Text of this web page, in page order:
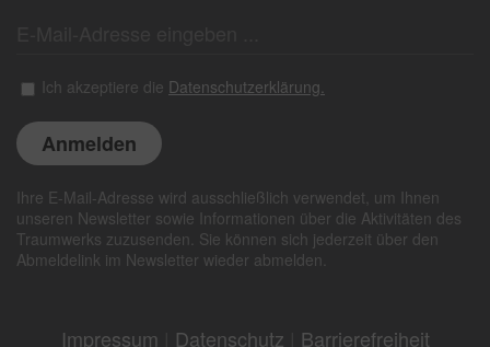
Ich akzeptiere die Datenschutzerklärung.
Ihre E-Mail-Adresse wird ausschließlich verwendet, um Ihnen
unseren Newsletter sowie Informationen über die Aktivitäten des
Traumwerks zuzusenden. Sie können sich jederzeit über den
Abmeldelink im Newsletter wieder abmelden.
Impressum Datenschutz Barrierefreiheit